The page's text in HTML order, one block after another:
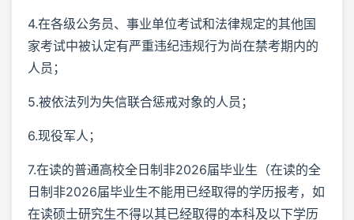
4.在各级公务员、事业单位考试和法律规定的其他国
家考试中被认定有严重违纪违规行为尚在禁考期内的
人员；
5.被依法列为失信联合惩戒对象的人员；
6.现役军人；
7.在读的普通高校全日制非2026届毕业生（在读的全
日制非2026届毕业生不能用已经取得的学历报考，如
在读硕士研究生不得以其已经取得的本科及以下学历